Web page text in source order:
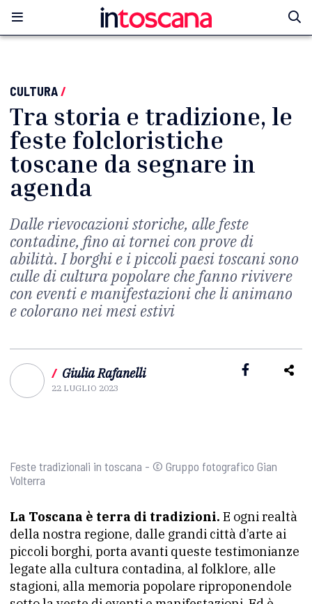
CULTURA/
Tra storia e tradizione, le
feste folcloristiche
toscane da segnare in
agenda
Dalle rievocazioni storiche, alle feste
contadine, fino ai tornei con prove di
abilità. I borghi e i piccoli paesi toscani sono
culle di cultura popolare che fanno rivivere
con eventi e manifestazioni che li animano
e colorano nei mesi estivi
/ Giulia Rafanelli
22 LUGLIO 2023
Feste tradizionali in toscana - © Gruppo fotografico Gian
Volterra
La Toscana è terra di tradizioni. E ogni realtà
della nostra regione, dalle grandi città d’arte ai
piccoli borghi, porta avanti queste testimonianze
legate alla cultura contadina, al folklore, alle
stagioni, alla memoria popolare riproponendole